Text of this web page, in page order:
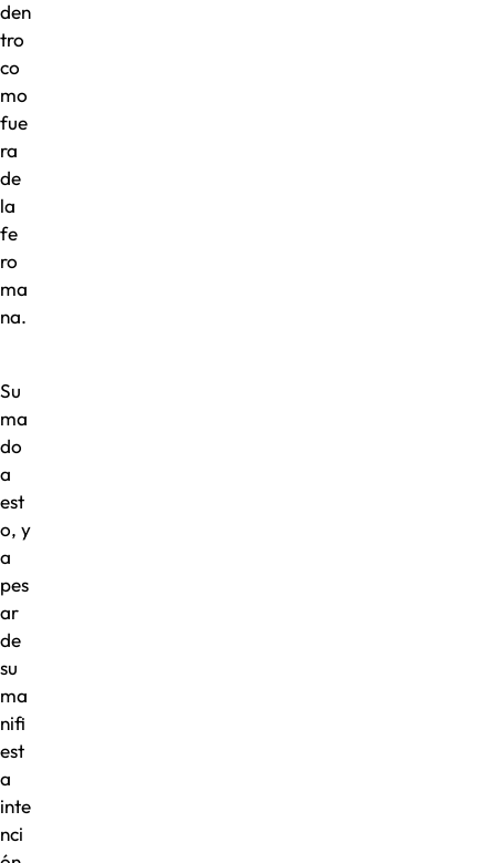
den
tro
co
mo
fue
ra
de
la
fe
ro
ma
na.
Su
ma
do
a
est
o, y
a
pes
ar
de
su
ma
nifi
est
a
inte
nci